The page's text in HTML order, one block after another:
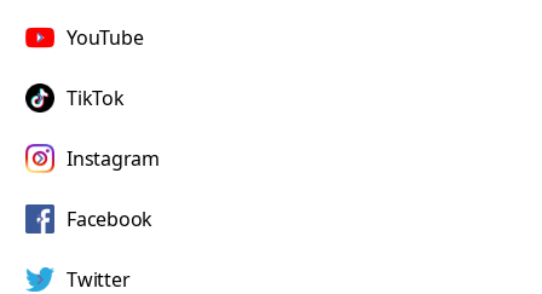
YouTube
TikTok
Instagram
Facebook
Twitter